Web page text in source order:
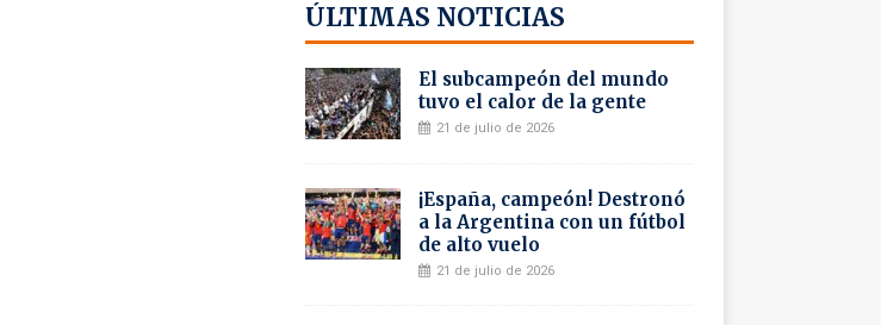
ÚLTIMAS NOTICIAS
El subcampeón del mundo
tuvo el calor de la gente
21 de julio de 2026
¡España, campeón! Destronó
a la Argentina con un fútbol
de alto vuelo
21 de julio de 2026